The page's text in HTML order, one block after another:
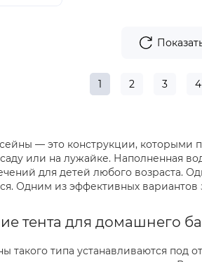
1 2 3 4
— это конструкции, которыми
или на лужайке. Наполненная
для детей любого возраста.
Одним из эффективных
тента для домашнего
такого типа устанавливаются